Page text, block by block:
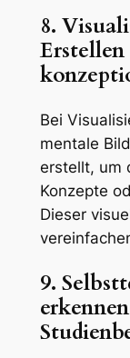
8.
Bei
mentale
erstellt, um
Konzepte
Dieser
9.